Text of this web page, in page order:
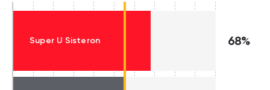
Super U Sisteron 68%